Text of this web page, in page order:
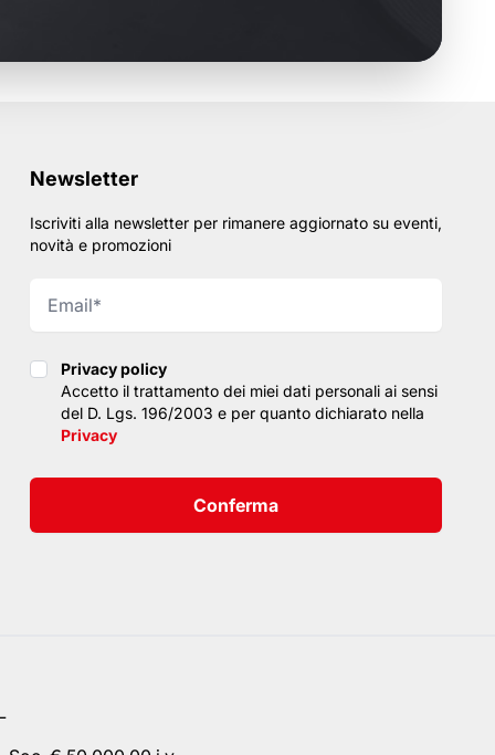
Newsletter
Iscriviti alla newsletter per rimanere aggiornato su eventi,
novità e promozioni
Privacy policy
Privacy policy
Accetto il trattamento dei miei dati personali ai sensi
del D. Lgs. 196/2003 e per quanto dichiarato nella
Privacy
Conferma